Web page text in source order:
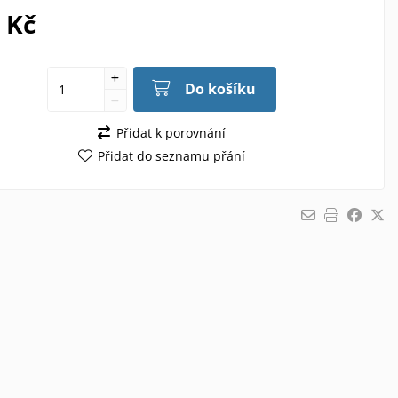
Do košíku
Přidat k porovnání
Přidat do seznamu přání